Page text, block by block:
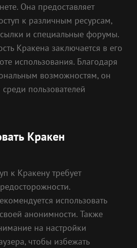
Она предоставляет
к различным ресурсам,
и специальные форумы.
Кракена заключается в его
использования. Благодаря
возможностям, он
пользователей
Кракен
к Кракену требует
использовать
анонимности. Также
на настройки
чтобы избежать